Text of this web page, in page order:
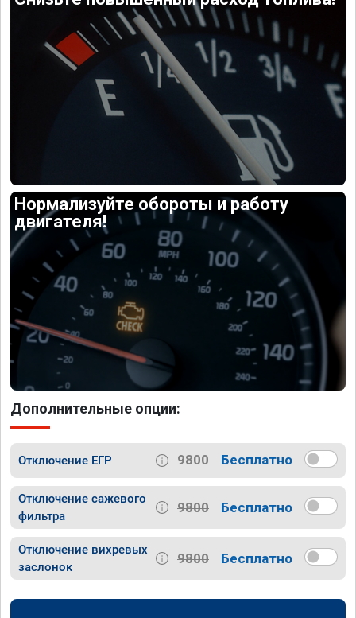
Нормализуйте обороты и работу
двигателя!
Дополнительные опции:
Отключение ЕГР 9800 Бесплатно
Отключение сажевого
фильтра
9800 Бесплатно
Отключение вихревых
заслонок
9800 Бесплатно